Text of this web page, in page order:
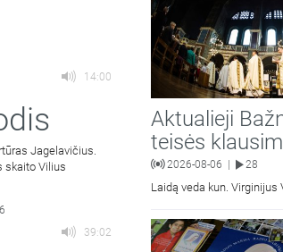
14:00
Jagelavičius.
skaito Vilius
39:02
Aktualieji
teisės
2026-08-06 28
Laidą veda kun. Virginijus